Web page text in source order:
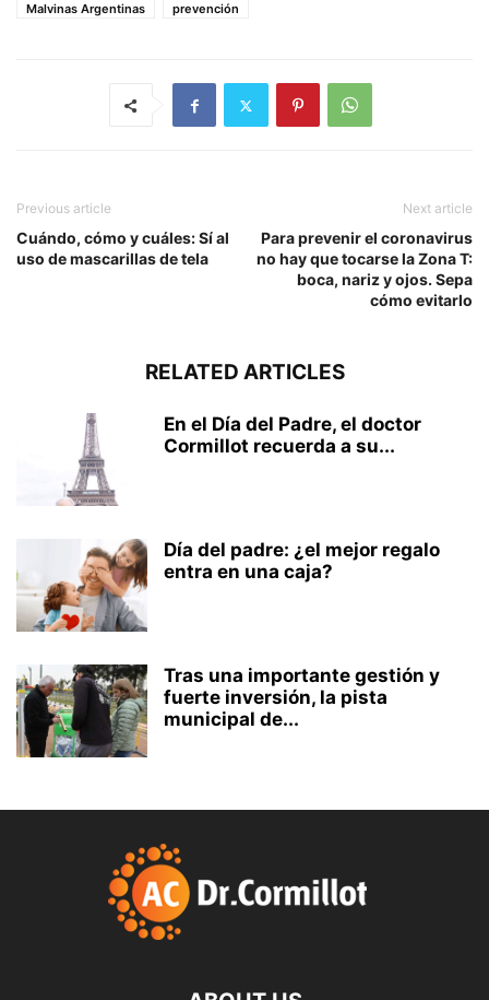
Malvinas Argentinas
prevención
Previous article
Cuándo, cómo y cuáles: Sí al
uso de mascarillas de tela
Next article
Para prevenir el coronavirus
no hay que tocarse la Zona T:
boca, nariz y ojos. Sepa
cómo evitarlo
RELATED ARTICLES
En el Día del Padre, el doctor
Cormillot recuerda a su...
Día del padre: ¿el mejor regalo
entra en una caja?
Tras una importante gestión y
fuerte inversión, la pista
municipal de...